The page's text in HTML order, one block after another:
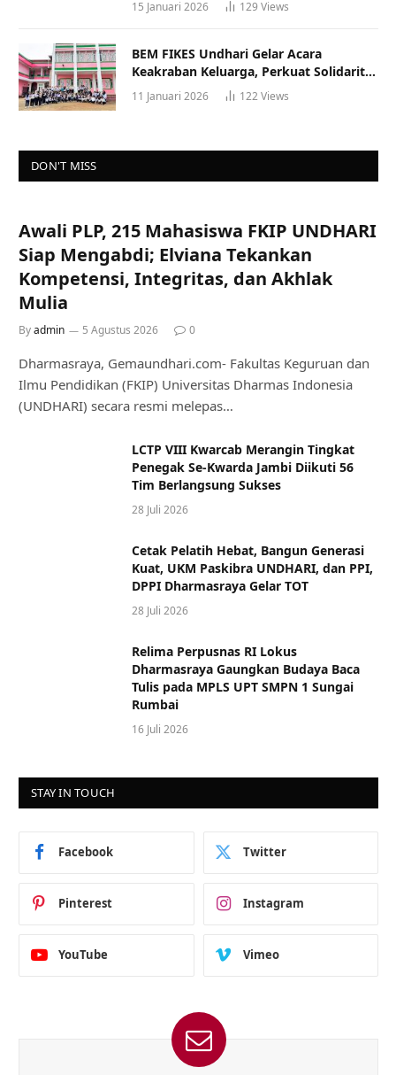
15 Januari 2026 129 Views
BEM FIKES Undhari Gelar Acara
Keakraban Keluarga, Perkuat Solidaritas
dan Gaya Hidup Sehat
11 Januari 2026 122Views
DON'T MISS
Awali PLP, 215 Mahasiswa FKIP UNDHARI
Siap Mengabdi; Elviana Tekankan
Kompetensi, Integritas, dan Akhlak
Mulia
Byadmin 5 Agustus 2026 0
Dharmasraya, Gemaundhari.com- Fakultas Keguruan dan
Ilmu Pendidikan (FKIP) Universitas Dharmas Indonesia
(UNDHARI) secara resmi melepas…
LCTP VIII Kwarcab Merangin Tingkat
Penegak Se-Kwarda Jambi Diikuti 56
Tim Berlangsung Sukses
28 Juli 2026
Cetak Pelatih Hebat, Bangun Generasi
Kuat, UKM Paskibra UNDHARI, dan PPI,
DPPI Dharmasraya Gelar TOT
28 Juli 2026
Relima Perpusnas RI Lokus
Dharmasraya Gaungkan Budaya Baca
Tulis pada MPLS UPT SMPN 1 Sungai
Rumbai
16 Juli 2026
STAY IN TOUCH
Facebook Twitter
Pinterest Instagram
YouTube Vimeo